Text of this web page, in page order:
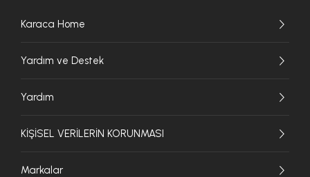
Karaca Home
Yardım ve Destek
Yardım
KİŞİSEL VERİLERİN KORUNMASI
Markalar